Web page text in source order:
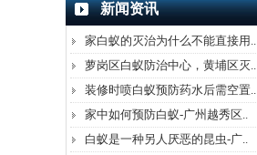
新闻资讯
家白蚁的灭治为什么不能直接用..
萝岗区白蚁防治中心，黄埔区灭..
装修时喷白蚁预防药水后需空置..
家中如何预防白蚁-广州越秀区..
白蚁是一种另人厌恶的昆虫-广..